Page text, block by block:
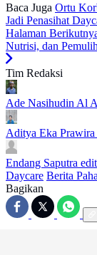
Baca Juga Ortu
Jadi Penasihat
Halaman
Nutrisi, dan
Tim Redaksi
Ade Nasihudin Al
Aditya Eka Prawira
Endang Saputra
Daycare Berita
Bagikan